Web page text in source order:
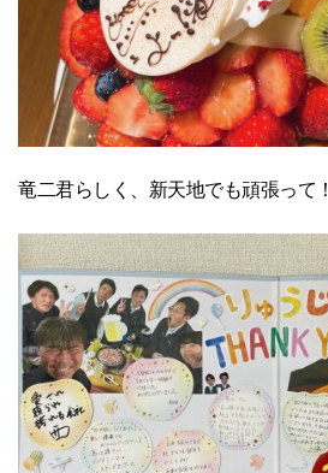
竜二君らしく、新天地でも頑張って！